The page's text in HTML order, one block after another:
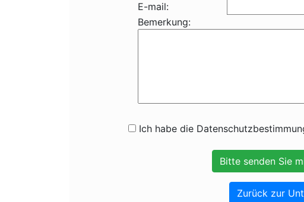
E-mail:
Bemerkung:
Ich habe die
Zurück zur